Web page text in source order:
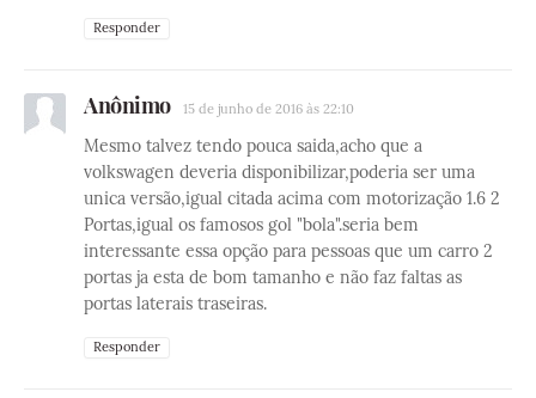
Responder
Anônimo 15 de junho de 2016 às 22:10
Mesmo talvez tendo pouca saida,acho que a
volkswagen deveria disponibilizar,poderia ser uma
unica versão,igual citada acima com motorização 1.6 2
Portas,igual os famosos gol "bola".seria bem
interessante essa opção para pessoas que um carro 2
portas ja esta de bom tamanho e não faz faltas as
portas laterais traseiras.
Responder